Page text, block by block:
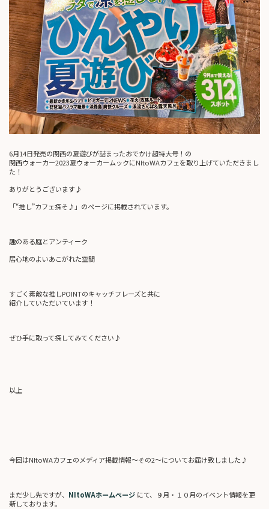
6月14日発売の関西の夏遊びが詰まったおでかけ超特大号！の
関西ウォーカー2023夏ウォーカームックにNItoWAカフェを取り上げていただきまし
た！
ありがとうございます♪
「“推し”カフェ探そ♪」のページに掲載されています。
趣のある庭とアンティーク
居心地のよいあこがれた空間
すごく素敵な推しPOINTのキャッチフレーズと共に
紹介していただいています！
ぜひ手に取って探してみてください♪
以上
今回はNItoWAカフェのメディア掲載情報～その2～についてお届け致しました♪
まだ少し先ですが、 NItoWAホームページ にて、９月・１０月のイベント情報を更
新しております。